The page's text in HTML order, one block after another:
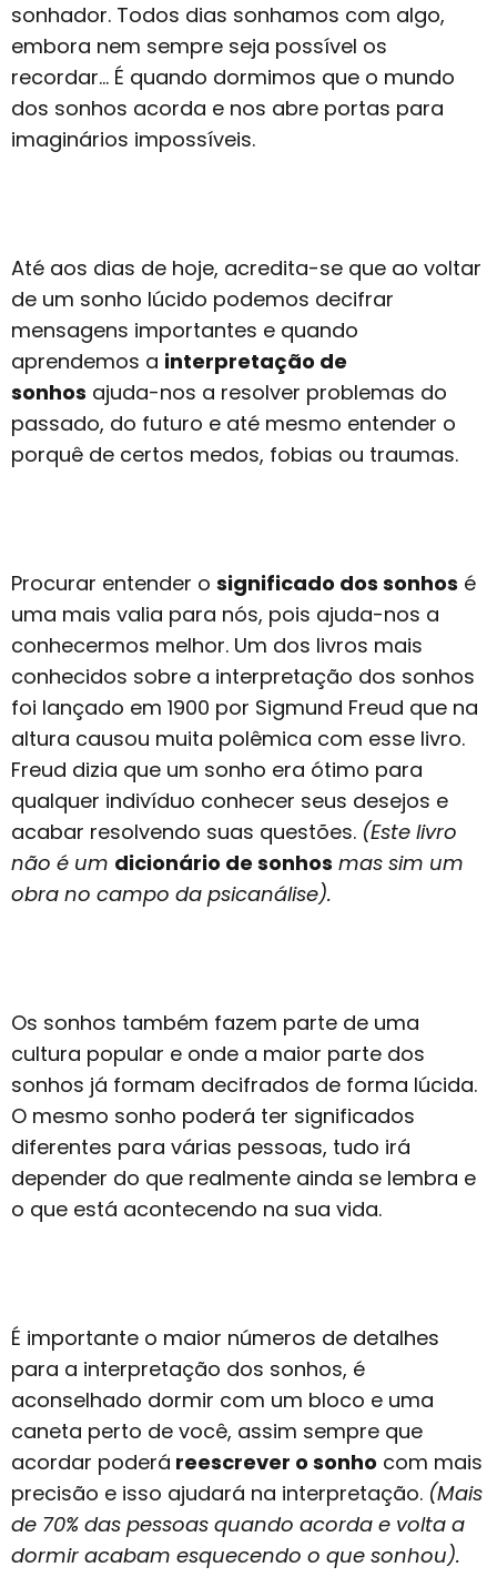
sonhador. Todos dias sonhamos com algo,
embora nem sempre seja possível os
recordar… É quando dormimos que o mundo
dos sonhos acorda e nos abre portas para
imaginários impossíveis.
Até aos dias de hoje, acredita-se que ao voltar
de um sonho lúcido podemos decifrar
mensagens importantes e quando
aprendemos a interpretação de
sonhos ajuda-nos a resolver problemas do
passado, do futuro e até mesmo entender o
porquê de certos medos, fobias ou traumas.
Procurar entender o significado dos sonhos é
uma mais valia para nós, pois ajuda-nos a
conhecermos melhor. Um dos livros mais
conhecidos sobre a interpretação dos sonhos
foi lançado em 1900 por Sigmund Freud que na
altura causou muita polêmica com esse livro.
Freud dizia que um sonho era ótimo para
qualquer indivíduo conhecer seus desejos e
acabar resolvendo suas questões. (Este livro
não é um dicionário de sonhos mas sim um
obra no campo da psicanálise).
Os sonhos também fazem parte de uma
cultura popular e onde a maior parte dos
sonhos já formam decifrados de forma lúcida.
O mesmo sonho poderá ter significados
diferentes para várias pessoas, tudo irá
depender do que realmente ainda se lembra e
o que está acontecendo na sua vida.
É importante o maior números de detalhes
para a interpretação dos sonhos, é
aconselhado dormir com um bloco e uma
caneta perto de você, assim sempre que
acordar poderá reescrever o sonho com mais
precisão e isso ajudará na interpretação. (Mais
de 70% das pessoas quando acorda e volta a
dormir acabam esquecendo o que sonhou).